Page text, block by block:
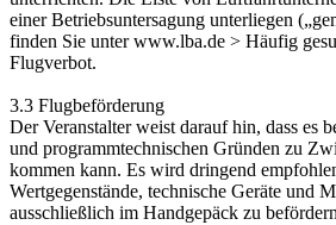
einer Betriebsuntersagung unterliegen
finden Sie unter www.lba.de > Häufig
Flugverbot.
3.3 Flugbeförderung
Der Veranstalter weist darauf hin, dass es
und programmtechnischen Gründen zu
kommen kann. Es wird dringend
Wertgegenstände, technische Geräte und
ausschließlich im Handgepäck zu